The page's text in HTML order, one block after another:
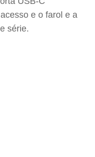
e o farol e a
série.